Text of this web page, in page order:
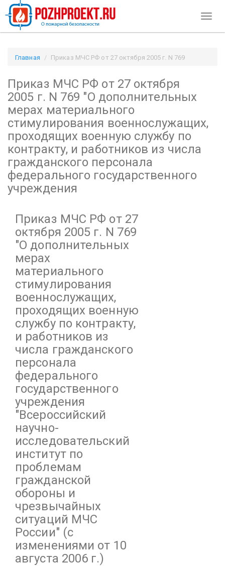
Главная
Приказ МЧС РФ от 27 октября 2005 г. N 769
военнослужащих, проходящих военную службу по контракту,
и работников из числа гражданского персонала
федерального государственного учреждения / Pozhproekt.ru
Приказ МЧС РФ от 27 октября
2005 г. N 769 "О дополнительных
мерах материального
стимулирования военнослужащих,
проходящих военную службу по
контракту, и работников из числа
гражданского персонала
федерального государственного
учреждения
Приказ МЧС РФ от 27
октября 2005 г. N 769
"О дополнительных
мерах
материального
стимулирования
военнослужащих,
проходящих военную
службу по контракту,
и работников из
числа гражданского
персонала
федерального
государственного
учреждения
"Всероссийский
научно-
исследовательский
институт по
проблемам
гражданской
обороны и
чрезвычайных
ситуаций МЧС
России" (с
изменениями от 10
августа 2006 г.)